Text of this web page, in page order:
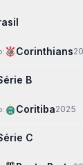
Corinthians
B
Coritiba2025
C